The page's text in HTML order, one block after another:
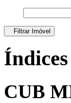
Filtrar Imóvel
CUB